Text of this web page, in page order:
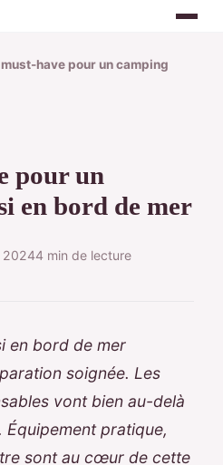
have pour un camping
pour un
en bord de mer
20244 min de lecture
en bord de mer
soignée. Les
vont bien au-delà
Équipement pratique,
sont au cœur de cette